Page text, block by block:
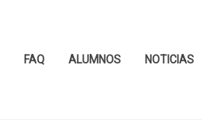
FAQ ALUMNOS NOTICIAS